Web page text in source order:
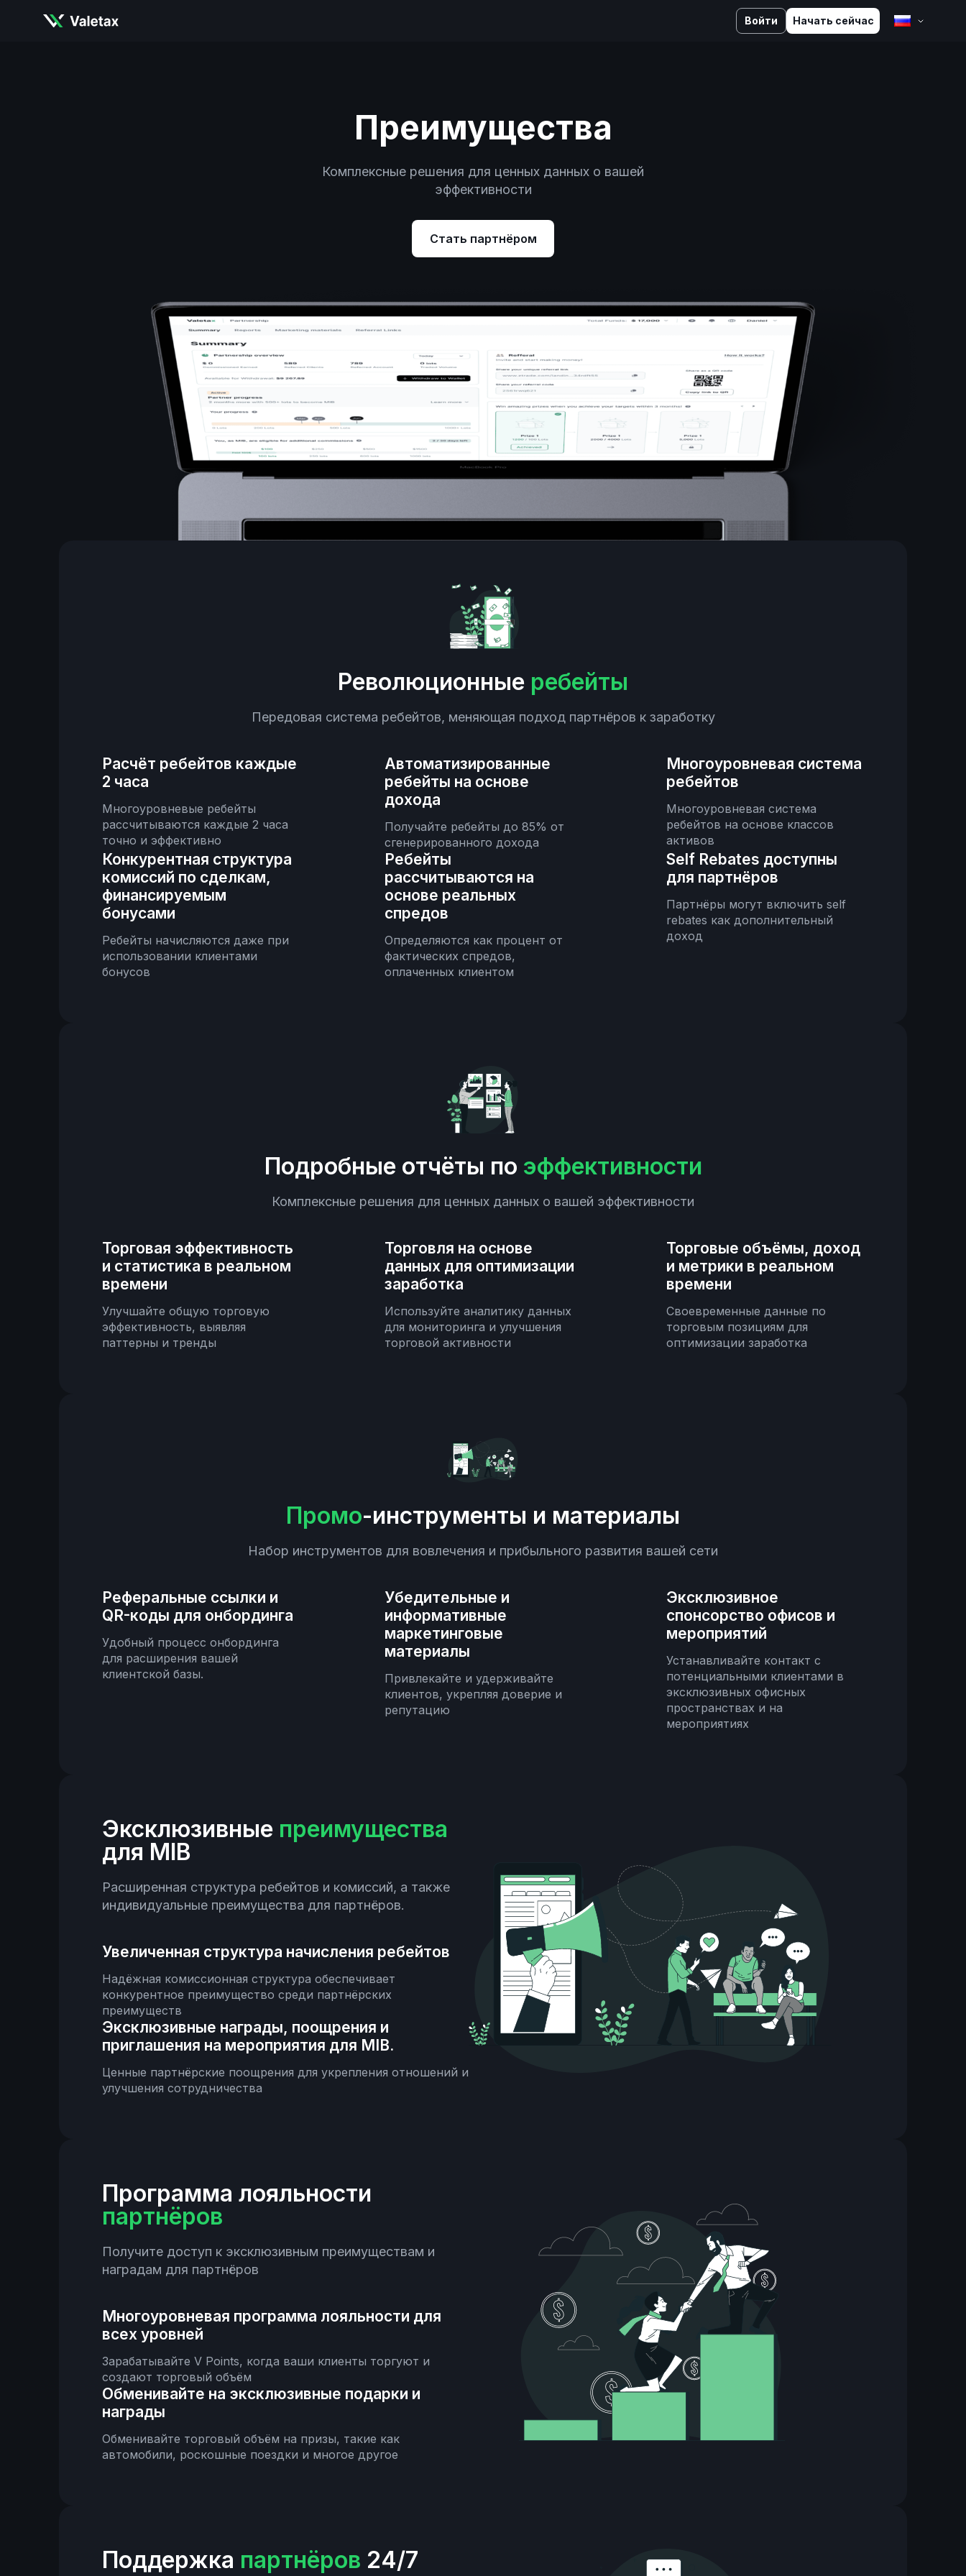
Войти Начать сейчас
Преимущества
Комплексные решения для ценных данных о вашей
эффективности
Стать партнёром
Революционные ребейты
Передовая система ребейтов, меняющая подход партнёров к заработку
Расчёт ребейтов каждые
2 часа
Многоуровневые ребейты
рассчитываются каждые 2 часа
точно и эффективно
Автоматизированные
ребейты на основе
дохода
Получайте ребейты до 85% от
сгенерированного дохода
Многоуровневая система
ребейтов
Многоуровневая система
ребейтов на основе классов
активов
Конкурентная структура
комиссий по сделкам,
финансируемым
бонусами
Ребейты начисляются даже при
использовании клиентами
бонусов
Ребейты
рассчитываются на
основе реальных
спредов
Определяются как процент от
фактических спредов,
оплаченных клиентом
Self Rebates доступны
для партнёров
Партнёры могут включить self
rebates как дополнительный
доход
Подробные отчёты по эффективности
Комплексные решения для ценных данных о вашей эффективности
Торговая эффективность
и статистика в реальном
времени
Улучшайте общую торговую
эффективность, выявляя
паттерны и тренды
Торговля на основе
данных для оптимизации
заработка
Используйте аналитику данных
для мониторинга и улучшения
торговой активности
Торговые объёмы, доход
и метрики в реальном
времени
Своевременные данные по
торговым позициям для
оптимизации заработка
Промо-инструменты и материалы
Набор инструментов для вовлечения и прибыльного развития вашей сети
Реферальные ссылки и
QR-коды для онбординга
Удобный процесс онбординга
для расширения вашей
клиентской базы.
Убедительные и
информативные
маркетинговые
материалы
Привлекайте и удерживайте
клиентов, укрепляя доверие и
репутацию
Эксклюзивное
спонсорство офисов и
мероприятий
Устанавливайте контакт с
потенциальными клиентами в
эксклюзивных офисных
пространствах и на
мероприятиях
Эксклюзивные преимущества
для MIB
Расширенная структура ребейтов и комиссий, а также
индивидуальные преимущества для партнёров.
Увеличенная структура начисления ребейтов
Надёжная комиссионная структура обеспечивает
конкурентное преимущество среди партнёрских
преимуществ
Эксклюзивные награды, поощрения и
приглашения на мероприятия для MIB.
Ценные партнёрские поощрения для укрепления отношений и
улучшения сотрудничества
Программа лояльности
партнёров
Получите доступ к эксклюзивным преимуществам и
наградам для партнёров
Многоуровневая программа лояльности для
всех уровней
Зарабатывайте V Points, когда ваши клиенты торгуют и
создают торговый объём
Обменивайте на эксклюзивные подарки и
награды
Обменивайте торговый объём на призы, такие как
автомобили, роскошные поездки и многое другое
Поддержка партнёров 24/7